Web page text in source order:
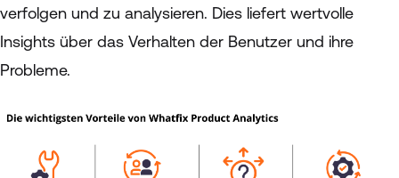
verfolgen und zu analysieren. Dies liefert wertvolle
Insights über das Verhalten der Benutzer und ihre
Probleme.